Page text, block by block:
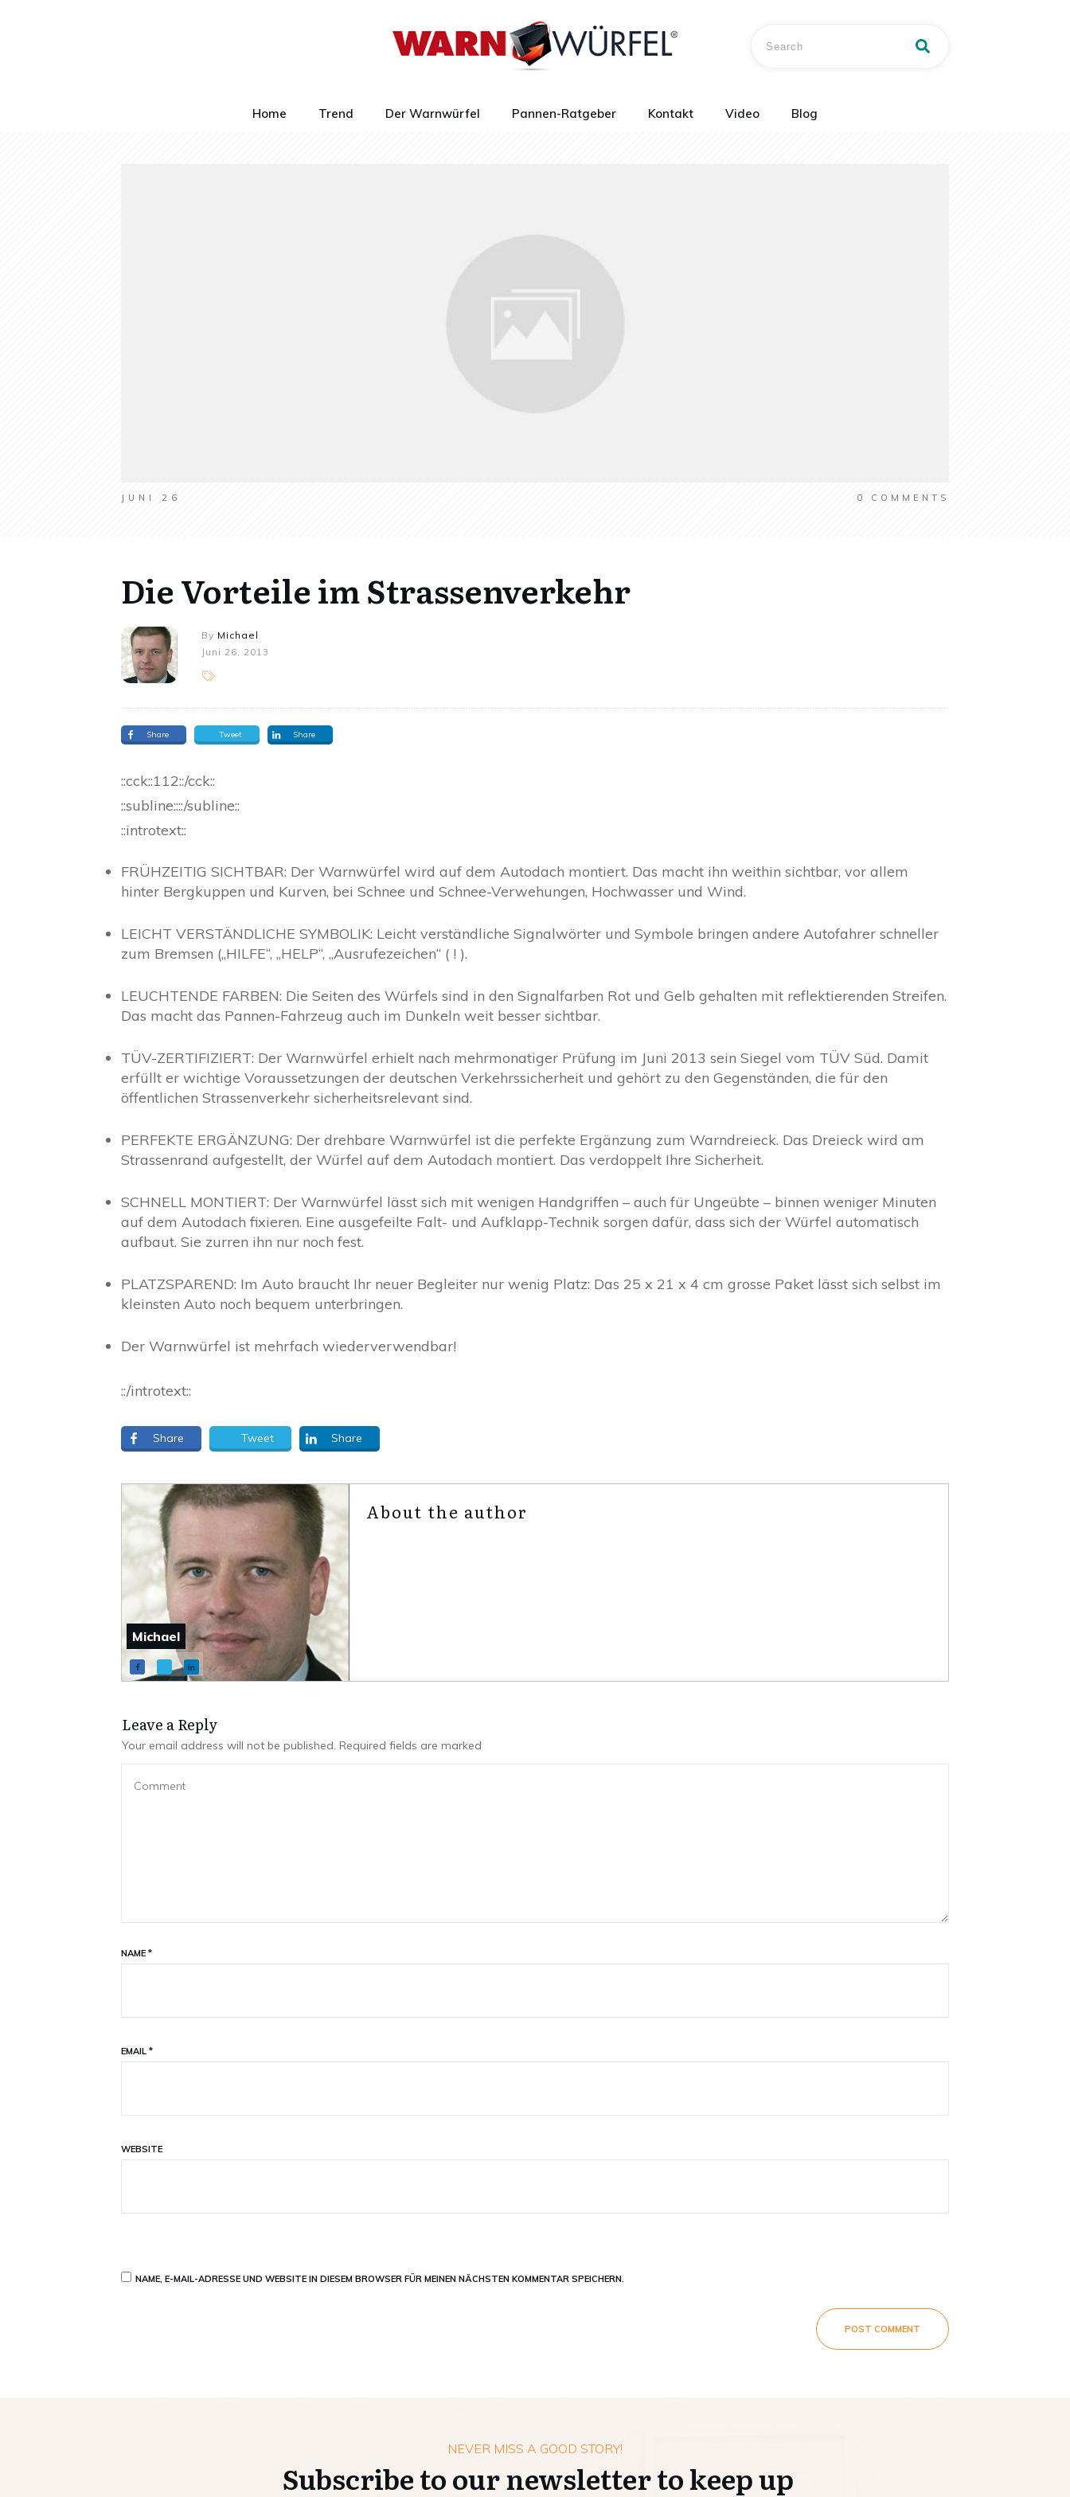
Home Trend Der Warnwürfel Pannen-Ratgeber Kontakt Video Blog
JUNI 26 0 COMMENTS
Die Vorteile im Strassenverkehr
By Michael
Juni 26, 2013
Share Tweet Share
::cck::112::/cck::
::subline::::/subline::
::introtext::
FRÜHZEITIG SICHTBAR: Der Warnwürfel wird auf dem Autodach montiert. Das macht ihn weithin sichtbar, vor allem
hinter Bergkuppen und Kurven, bei Schnee und Schnee-Verwehungen, Hochwasser und Wind.
LEICHT VERSTÄNDLICHE SYMBOLIK: Leicht verständliche Signalwörter und Symbole bringen andere Autofahrer schneller
zum Bremsen („HILFE“, „HELP“, „Ausrufezeichen“ ( ! ).
LEUCHTENDE FARBEN: Die Seiten des Würfels sind in den Signalfarben Rot und Gelb gehalten mit reflektierenden Streifen.
Das macht das Pannen-Fahrzeug auch im Dunkeln weit besser sichtbar.
TÜV-ZERTIFIZIERT: Der Warnwürfel erhielt nach mehrmonatiger Prüfung im Juni 2013 sein Siegel vom TÜV Süd. Damit
erfüllt er wichtige Voraussetzungen der deutschen Verkehrssicherheit und gehört zu den Gegenständen, die für den
öffentlichen Strassenverkehr sicherheitsrelevant sind.
PERFEKTE ERGÄNZUNG: Der drehbare Warnwürfel ist die perfekte Ergänzung zum Warndreieck. Das Dreieck wird am
Strassenrand aufgestellt, der Würfel auf dem Autodach montiert. Das verdoppelt Ihre Sicherheit.
SCHNELL MONTIERT: Der Warnwürfel lässt sich mit wenigen Handgriffen – auch für Ungeübte – binnen weniger Minuten
auf dem Autodach fixieren. Eine ausgefeilte Falt- und Aufklapp-Technik sorgen dafür, dass sich der Würfel automatisch
aufbaut. Sie zurren ihn nur noch fest.
PLATZSPAREND: Im Auto braucht Ihr neuer Begleiter nur wenig Platz: Das 25 x 21 x 4 cm grosse Paket lässt sich selbst im
kleinsten Auto noch bequem unterbringen.
Der Warnwürfel ist mehrfach wiederverwendbar!
::/introtext::
Share Tweet Share
Michael
About the author
Leave a Repl​​​​​y
Your email address will not be published. Required fields are marked
NAME *
EMAIL *
WEBSITE
NAME, E-MAIL-ADRESSE UND WEBSITE IN DIESEM BROWSER FÜR MEINEN NÄCHSTEN KOMMENTAR SPEICHERN.
POST COMMENT
NEVER MISS A GOOD STORY!
Subscribe to our newsletter to keep up